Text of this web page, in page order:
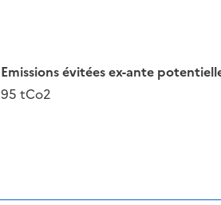
Emissions évitées ex-ante
95 tCo2